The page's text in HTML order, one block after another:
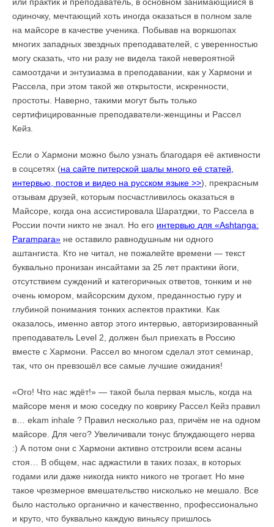
одиночку, мечтающий хоть иногда оказаться в полном зале
на майсоре в качестве ученика. Побывав на воркшопах
многих западных звездных преподавателей, с уверенностью
могу сказать, что ни разу не видела такой невероятной
самоотдачи и энтузиазма в преподавании, как у Хармони и
Рассела, при этом такой же открытости, искренности,
простоты. Наверно, такими могут быть только
сертифицированные преподаватели-женщины и Рассел
Кейз.
Если о Хармони можно было узнать благодаря её активности
в соцсетях (на сайте питерской шалы много её статей,
интервью, постов и видео на русском языке >>), прекрасным
отзывам друзей, которым посчастливилось оказаться в
Майсоре, когда она ассистировала Шаратджи, то Рассела в
России почти никто не знал. Но его интервью для «Ashtanga:
Parampara» не оставило равнодушным ни одного
аштангиста. Кто не читал, не пожалейте времени — текст
буквально пронизан инсайтами за 25 лет практики йоги,
отсутствием суждений и категоричных ответов, тонким и не
очень юмором, майсорским духом, преданностью гуру и
глубиной понимания тонких аспектов практики. Как
оказалось, именно автор этого интервью, авторизированный
преподаватель Level 2, должен был приехать в Россию
вместе с Хармони. Рассел во многом сделал этот семинар,
так, что он превзошёл все самые лучшие ожидания!
«Ого! Что нас ждёт!» — такой была первая мысль, когда на
майсоре меня и мою соседку по коврику Рассел Кейз правил
в… ekam inhale ? Правил несколько раз, причём не на одном
майсоре. Для чего? Увеличивали тонус блуждающего нерва
:) А потом они с Хармони активно отстроили всем асаны
стоя… В общем, нас аджастили в таких позах, в которых
годами или даже никогда никто никого не трогает. Но мне
такое чрезмерное вмешательство нисколько не мешало. Все
было настолько органично и качественно, профессионально
и круто, что буквально каждую виньясу пришлось